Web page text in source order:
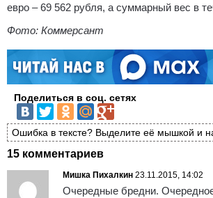
евро – 69 562 рубля, а суммарный вес в
Фото: Коммерсант
Поделиться в соц. сетях
Ошибка в тексте? Выделите её мышкой и
15 комментариев
Мишка Пихалкин 23.11.2015, 14:02
Очередные бредни.